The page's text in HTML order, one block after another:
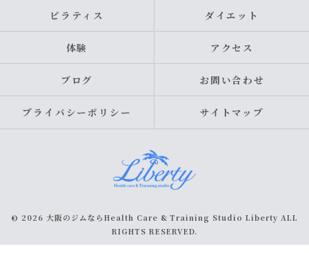
ピラティス ダイエット
体験 アクセス
ブログ お問い合わせ
プライバシーポリシー サイトマップ
© 2026 大阪のジムならHealth Care & Training Studio Liberty ALL
RIGHTS RESERVED.